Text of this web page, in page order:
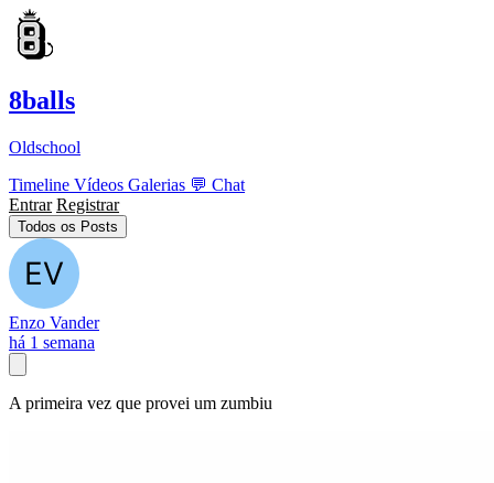
8balls
Oldschool
Timeline Vídeos Galerias 💬 Chat
Entrar Registrar
Todos os Posts
Enzo Vander
há 1 semana
A primeira vez que provei um zumbiu